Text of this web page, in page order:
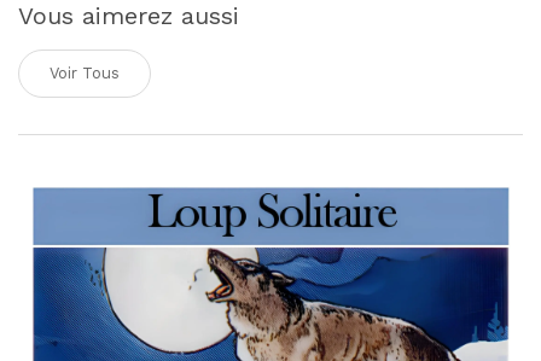
Vous aimerez aussi
Voir Tous